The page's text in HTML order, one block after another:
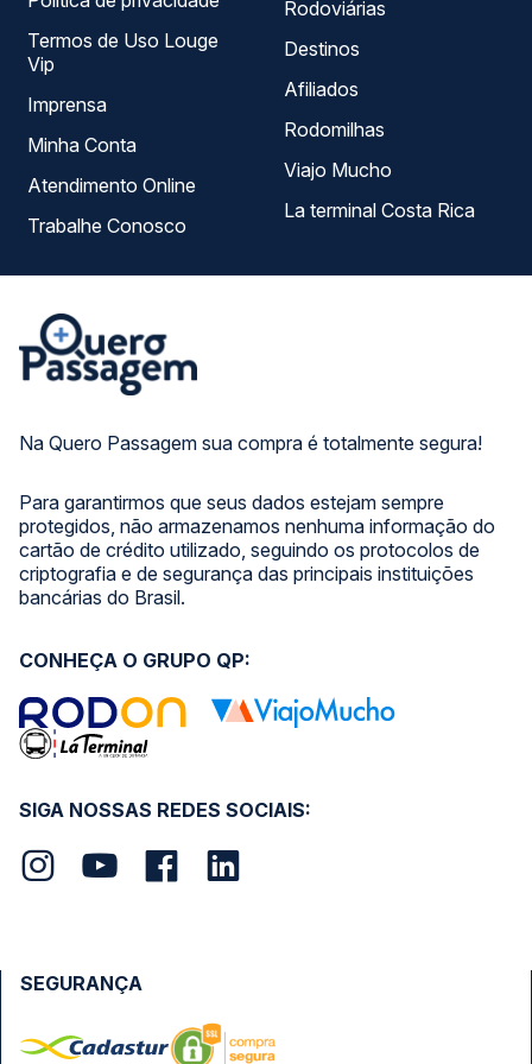
Na Quero Passagem sua compra é totalmente segura!
Para garantirmos que seus dados estejam sempre
protegidos, não armazenamos nenhuma informação do
cartão de crédito utilizado, seguindo os protocolos de
criptografia e de segurança das principais instituições
bancárias do Brasil.
Termos de Uso Louge
Vip
Imprensa
Minha Conta
Atendimento Online
Trabalhe Conosco
Rodoviárias
Destinos
Afiliados
Rodomilhas
Viajo Mucho
La terminal Costa Rica
SIGA NOSSAS REDES SOCIAIS:
CONHEÇA O GRUPO QP:
SEGURANÇA